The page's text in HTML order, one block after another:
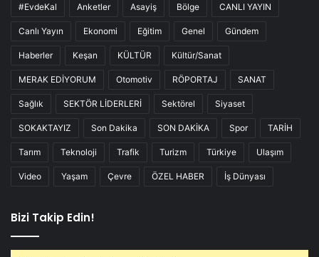
#EvdeKal Anketler Asayiş Bölge CANLI YAYIN
Canlı Yayın Ekonomi Eğitim Genel Gündem
Haberler Keşan KÜLTÜR Kültür/Sanat
MERAK EDİYORUM Otomotiv RÖPORTAJ SANAT
Sağlık SEKTÖR LİDERLERİ Sektörel Siyaset
SOKAKTAYIZ Son Dakika SON DAKİKA Spor TARİH
Tarım Teknoloji Trafik Turizm Türkiye Ulaşım
Video Yaşam Çevre ÖZEL HABER İş Dünyası
Bizi Takip Edin!